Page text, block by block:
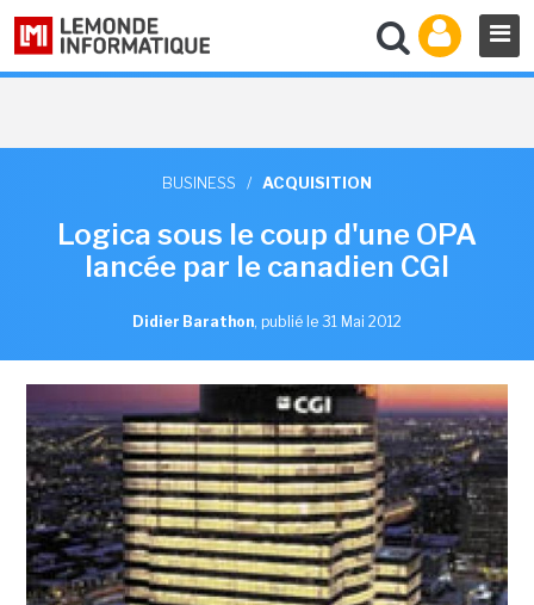
BUSINESS / ACQUISITION
Logica sous le coup d'une OPA
lancée par le canadien CGI
Didier Barathon, publié le 31 Mai 2012